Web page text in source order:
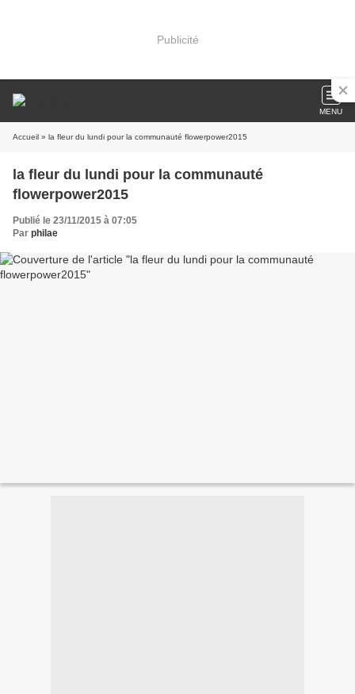
Publicité
MENU
Accueil » la fleur du lundi pour la communauté flowerpower2015
la fleur du lundi pour la communauté
flowerpower2015
Publié le 23/11/2015 à 07:05
Par philae